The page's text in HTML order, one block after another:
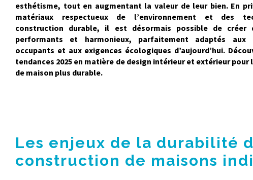
esthétisme, tout en augmentant la valeur de leur bien. En
matériaux respectueux de l’environnement et des
construction durable, il est désormais possible de créer
performants et harmonieux, parfaitement adaptés aux
occupants et aux exigences écologiques d’aujourd’hui.
tendances 2025 en matière de design intérieur et extérieur pour
de maison plus durable.
Les enjeux de la durabilité
construction de maisons